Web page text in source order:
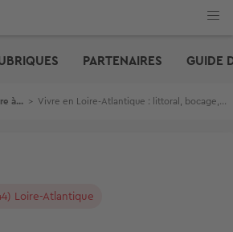
PARTENAIRES GUIDE
à... > Vivre en Loire-Atlantique : littoral, bocage, vignobles… un cadre de vie plus varié qu’on ne l’imagine
Loire-Atlantique